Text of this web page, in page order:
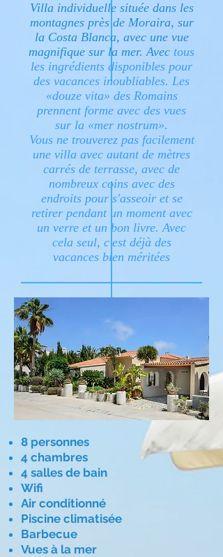
Villa individuelle située dans les
montagnes près de Moraira, sur
la Costa Blanca, avec une vue
magnifique sur la mer. Avec tous
les ingrédients disponibles pour
des vacances inoubliables. Les
«douze vita» des Romains
prennent forme avec des vues
sur la «mer nostrum».
Vous ne trouverez pas facilement
une villa avec autant de mètres
carrés de terrasse, avec de
nombreux coins avec des
endroits pour s'asseoir et se
retirer pendant un moment avec
un verre et un bon livre. Avec
cela seul, c'est déjà des
vacances bien méritées
8 personnes
4 chambres
4 salles de bain
Wifi
Air conditionné
Piscine climatisée
Barbecue
Vues à la mer